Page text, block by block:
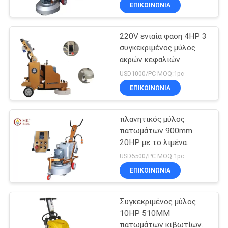
ΈΛΕΓΧΟΣ
ΜΑΣ
ΕΛΆΤΕ
ΕΠΑΦΉ
ΜΕ
ΕΙΔΉΣΕΙΣ
SITEMAP
PRIVACY
Μύλος
πατωμάτων βεράντας
Μαρμάρινος
στιλβωτής
πατωμάτων
ΕΠΙΚΟΙΝΩΝΊΑ
220V ενιαία φάση 4HP 3
συγκεκριμένος μύλος
ακρών κεφαλιών
USD1000/PC MOQ:1pc
ΕΠΙΚΟΙΝΩΝΊΑ
πλανητικός μύλος
πατωμάτων 900mm
20HP με το λιμένα
σκόνης
USD6500/PC MOQ:1pc
ΕΠΙΚΟΙΝΩΝΊΑ
Συγκεκριμένος μύλος
10HP 510MM
πατωμάτων κιβωτίων